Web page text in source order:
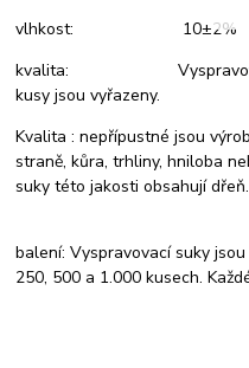
vlhkost: 10±2%
kvalita: Vyspravovací
kusy jsou vyřazeny.
Kvalita : nepřípustné jsou
straně, kůra, trhliny, hniloba
suky této jakosti obsahují dřeň.
balení: Vyspravovací suky
250, 500 a 1.000 kusech.